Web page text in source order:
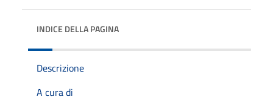
INDICE DELLA PAGINA
Descrizione
A cura di